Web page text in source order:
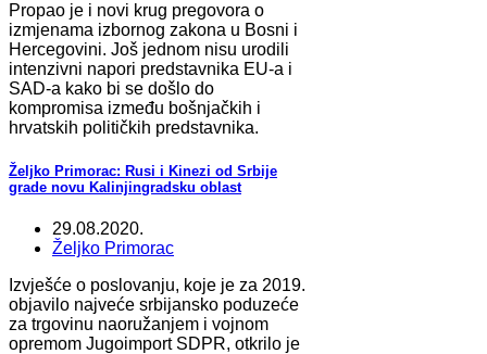
Propao je i novi krug pregovora o
izmjenama izbornog zakona u Bosni i
Hercegovini. Još jednom nisu urodili
intenzivni napori predstavnika EU-a i
SAD-a kako bi se došlo do
kompromisa između bošnjačkih i
hrvatskih političkih predstavnika.
Željko Primorac: Rusi i Kinezi od Srbije
grade novu Kalinjingradsku oblast
29.08.2020.
Željko Primorac
Izvješće o poslovanju, koje je za 2019.
objavilo najveće srbijansko poduzeće
za trgovinu naoružanjem i vojnom
opremom Jugoimport SDPR, otkrilo je